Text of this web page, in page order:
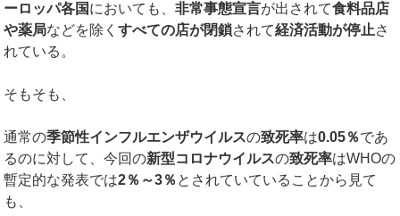
ーロッパ各国においても、非常事態宣言が出されて食料品店
や薬局などを除くすべての店が閉鎖されて経済活動が停止さ
れている。
そもそも、
通常の季節性インフルエンザウイルスの致死率は0.05％であ
るのに対して、今回の新型コロナウイルスの致死率はWHOの
暫定的な発表では2％～3％ とされていていることから見て
も、